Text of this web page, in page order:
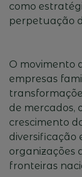
como
perpetuação
O movimento
empresas
de mercados,
crescimento
diversificação
organizações
fronteiras